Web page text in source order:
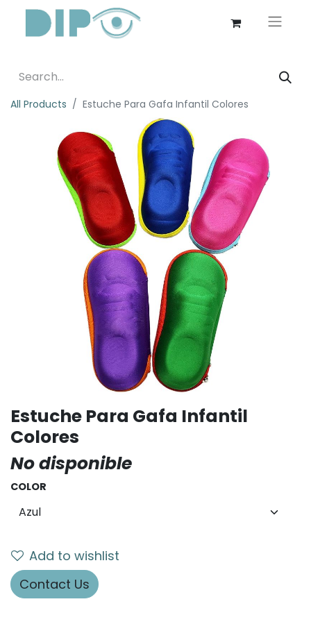
All Products Estuche Para Gafa Infantil Colores
Estuche Para Gafa Infantil
Colores
No disponible
COLOR
Add to wishlist
Contact Us